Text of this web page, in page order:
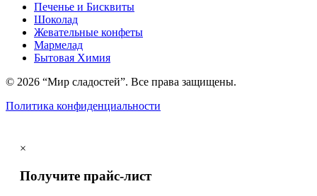
Печенье и Бисквиты
Шоколад
Жевательные конфеты
Мармелад
Бытовая Химия
© 2026 “Мир сладостей”. Все права защищены.
Политика конфиденциальности
×
Получите прайс-лист